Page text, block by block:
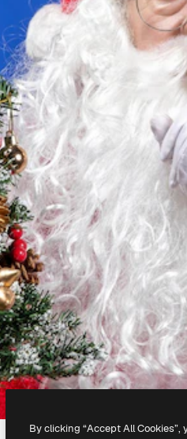
By clicking “Accept All